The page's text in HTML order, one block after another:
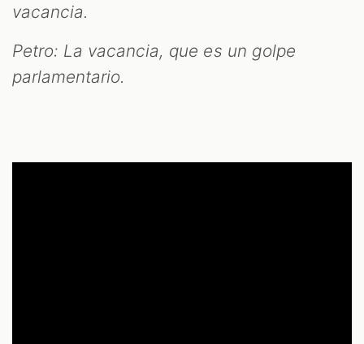
vacancia.
Petro: La vacancia, que es un golpe
parlamentario.